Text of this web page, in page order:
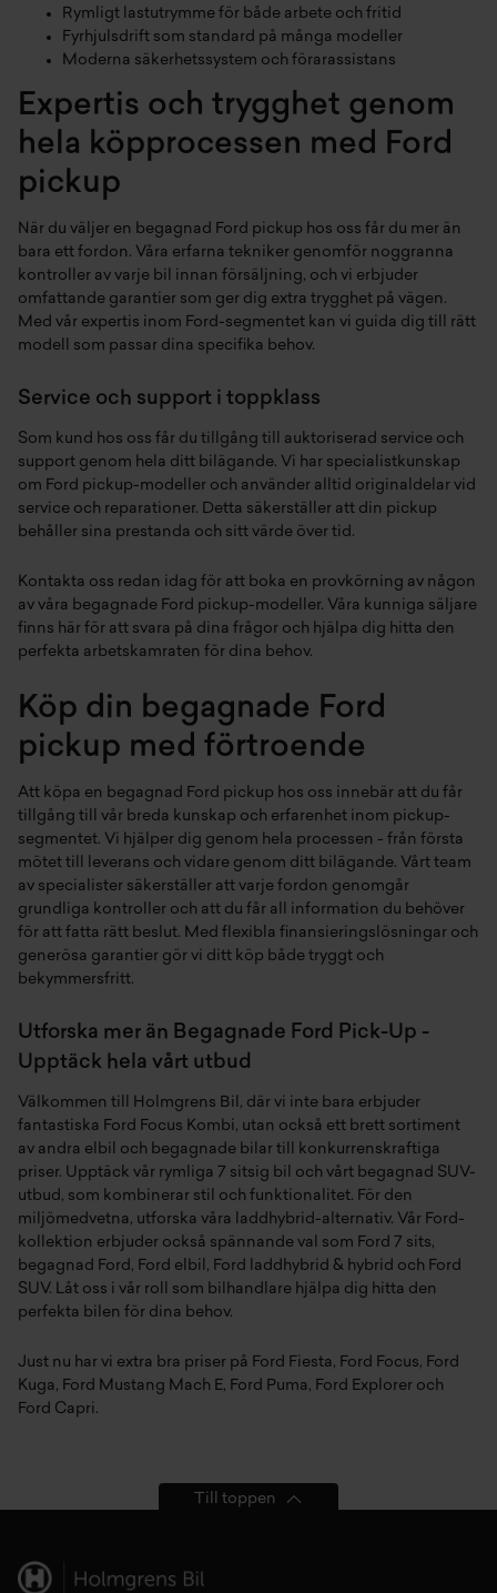
Rymligt lastutrymme för både arbete och fritid
Fyrhjulsdrift som standard på många modeller
Moderna säkerhetssystem och förarassistans
Expertis och trygghet genom
hela köpprocessen med Ford
pickup
När du väljer en begagnad Ford pickup hos oss får du mer än
bara ett fordon. Våra erfarna tekniker genomför noggranna
kontroller av varje bil innan försäljning, och vi erbjuder
omfattande garantier som ger dig extra trygghet på vägen.
Med vår expertis inom Ford-segmentet kan vi guida dig till rätt
modell som passar dina specifika behov.
Service och support i toppklass
Som kund hos oss får du tillgång till auktoriserad service och
support genom hela ditt bilägande. Vi har specialistkunskap
om Ford pickup-modeller och använder alltid originaldelar vid
service och reparationer. Detta säkerställer att din pickup
behåller sina prestanda och sitt värde över tid.
Kontakta oss redan idag för att boka en provkörning av någon
av våra begagnade Ford pickup-modeller. Våra kunniga säljare
finns här för att svara på dina frågor och hjälpa dig hitta den
perfekta arbetskamraten för dina behov.
Köp din begagnade Ford
pickup med förtroende
Att köpa en begagnad Ford pickup hos oss innebär att du får
tillgång till vår breda kunskap och erfarenhet inom pickup-
segmentet. Vi hjälper dig genom hela processen - från första
mötet till leverans och vidare genom ditt bilägande. Vårt team
av specialister säkerställer att varje fordon genomgår
grundliga kontroller och att du får all information du behöver
för att fatta rätt beslut. Med flexibla finansieringslösningar och
generösa garantier gör vi ditt köp både tryggt och
bekymmersfritt.
Utforska mer än Begagnade Ford Pick-Up -
Upptäck hela vårt utbud
Välkommen till Holmgrens Bil, där vi inte bara erbjuder
fantastiska Ford Focus Kombi, utan också ett brett sortiment
av andra elbil och begagnade bilar till konkurrenskraftiga
priser. Upptäck vår rymliga 7 sitsig bil och vårt begagnad SUV-
utbud, som kombinerar stil och funktionalitet. För den
miljömedvetna, utforska våra laddhybrid-alternativ. Vår Ford-
kollektion erbjuder också spännande val som Ford 7 sits,
begagnad Ford, Ford elbil, Ford laddhybrid & hybrid och Ford
SUV. Låt oss i vår roll som bilhandlare hjälpa dig hitta den
perfekta bilen för dina behov.
Just nu har vi extra bra priser på Ford Fiesta, Ford Focus, Ford
Kuga, Ford Mustang Mach E, Ford Puma, Ford Explorer och
Ford Capri.
Till toppen